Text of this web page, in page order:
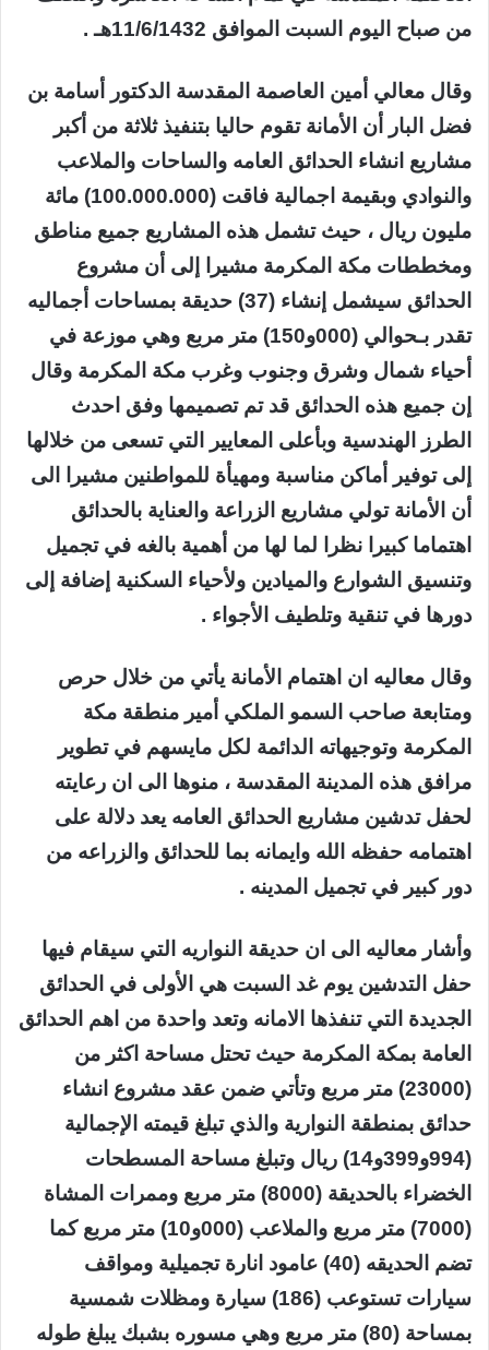
من صباح اليوم السبت الموافق 11/6/1432هـ .
وقال معالي أمين العاصمة المقدسة الدكتور أسامة بن
فضل البار أن الأمانة تقوم حاليا بتنفيذ ثلاثة من أكبر
مشاريع انشاء الحدائق العامه والساحات والملاعب
والنوادي وبقيمة اجمالية فاقت (100.000.000) مائة
مليون ريال ، حيث تشمل هذه المشاريع جميع مناطق
ومخططات مكة المكرمة مشيرا إلى أن مشروع
الحدائق سيشمل إنشاء (37) حديقة بمساحات أجماليه
تقدر بـحوالي (000و150) متر مربع وهي موزعة في
أحياء شمال وشرق وجنوب وغرب مكة المكرمة وقال
إن جميع هذه الحدائق قد تم تصميمها وفق احدث
الطرز الهندسية وبأعلى المعايير التي تسعى من خلالها
إلى توفير أماكن مناسبة ومهيأة للمواطنين مشيرا الى
أن الأمانة تولي مشاريع الزراعة والعناية بالحدائق
اهتماما كبيرا نظرا لما لها من أهمية بالغه في تجميل
وتنسيق الشوارع والميادين ولأحياء السكنية إضافة إلى
دورها في تنقية وتلطيف الأجواء .
وقال معاليه ان اهتمام الأمانة يأتي من خلال حرص
ومتابعة صاحب السمو الملكي أمير منطقة مكة
المكرمة وتوجيهاته الدائمة لكل مايسهم في تطوير
مرافق هذه المدينة المقدسة ، منوها الى ان رعايته
لحفل تدشين مشاريع الحدائق العامه يعد دلالة على
اهتمامه حفظه الله وايمانه بما للحدائق والزراعه من
دور كبير في تجميل المدينه .
وأشار معاليه الى ان حديقة النواريه التي سيقام فيها
حفل التدشين يوم غد السبت هي الأولى في الحدائق
الجديدة التي تنفذها الامانه وتعد واحدة من اهم الحدائق
العامة بمكة المكرمة حيث تحتل مساحة اكثر من
(23000) متر مربع وتأتي ضمن عقد مشروع انشاء
حدائق بمنطقة النوارية والذي تبلغ قيمته الإجمالية
(994و399و14) ريال وتبلغ مساحة المسطحات
الخضراء بالحديقة (8000) متر مربع وممرات المشاة
(7000) متر مربع والملاعب (000و10) متر مربع كما
تضم الحديقه (40) عامود انارة تجميلية ومواقف
سيارات تستوعب (186) سيارة ومظلات شمسية
بمساحة (80) متر مربع وهي مسوره بشبك يبلغ طوله